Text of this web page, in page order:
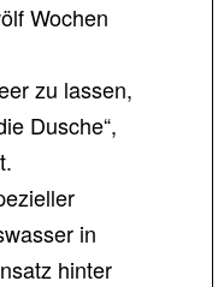
Wochen
zu lassen,
Dusche“,
in
hinter